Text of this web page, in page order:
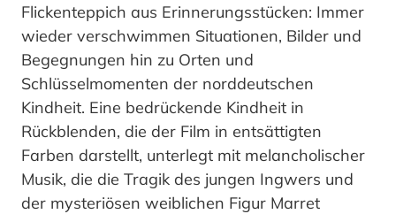
Flickenteppich aus Erinnerungsstücken: Immer
wieder verschwimmen Situationen, Bilder und
Begegnungen hin zu Orten und
Schlüsselmomenten der norddeutschen
Kindheit. Eine bedrückende Kindheit in
Rückblenden, die der Film in entsättigten
Farben darstellt, unterlegt mit melancholischer
Musik, die die Tragik des jungen Ingwers und
der mysteriösen weiblichen Figur Marret